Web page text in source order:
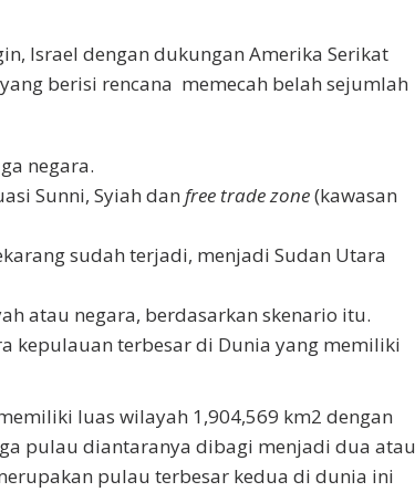
Israel dengan dukungan Amerika Serikat
berisi rencana memecah belah sejumlah
negara.
Sunni, Syiah dan free tradezone(kawasan
sudah terjadi, menjadi Sudan Utara
atau negara, berdasarkan skenario itu.
kepulauan terbesar di Dunia yang memiliki
luas wilayah 1,904,569 km2 dengan
pulau diantaranya dibagi menjadi dua atau
pulau terbesar kedua di dunia ini